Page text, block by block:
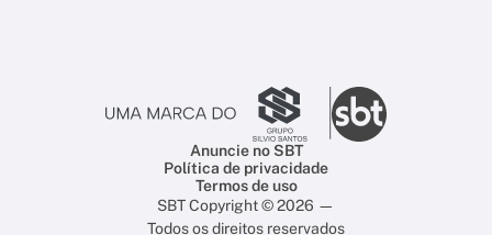
Anuncie no SBT
Política de privacidade
Termos de uso
SBT Copyright © 2026 —
Todos os direitos reservados